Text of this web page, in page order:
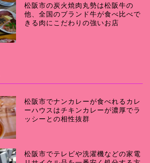
松阪市の炭火焼肉丸勢は松阪牛の
他、全国のブランド牛が食べ比べで
きる肉にこだわりの強いお店
松阪市でナンカレーが食べれるカレ
ーハウスはチキンカレーが濃厚でラ
ッシーとの相性抜群
松阪市でテレビや洗濯機などの家電